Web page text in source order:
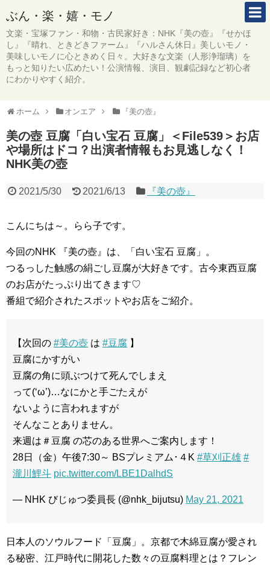
ぶん・楽・嬉・モノ
文楽・宝塚ファン・和物・古民家好き：NHK『美の壺』『せかほ
し』『晴れ、ときどきファーム』『ハルさん休日』美しいモノ・
美味しいモノに心ときめく日々。大好きな文楽（人形浄瑠璃）を
もっと知りたい広めたい！公演情報、演目、観劇記録など初心者
にわかりやすく紹介。
ホーム オンエア 『美の壺』
美の壺 豆腐「白い宝石 豆腐」＜File539＞お店
や場所はドコ？出演者情報もお見逃しなく！
NHK美の壺
2021/5/30 2021/6/13 『美の壺』
こんにちは～。らら子です。
今回のNHK 『美の壺』は、「白い宝石 豆腐」。
つるっした触感の絹ごし豆腐が大好きです。古今東西豆腐
のお店がたっぷり出てきます♡
番組で紹介されたスポットやお店をご紹介。
【次回の #美の壺 は #豆腐 】
豆腐にかすがい
豆腐の角に頭ぶつけて死んでしまえ
って(‘ω’)…なにかと手ごたえが
ないように言われますが
そんなことありません。
来週は＃豆腐 の芯のある世界へご案内します！
28日（金）午後7:30～ BSプレミアム･４K #草刈正雄 #
瀧川鯉斗 pic.twitter.com/LBE1DalhdS
— NHK びじゅつ委員長 (@nhk_bijutsu) May 21, 2021
日本人のソウルフード「豆腐」。京都で木綿豆腐が愛され
る秘密、江戸時代に開花した数々の豆腐料理とは？フレン